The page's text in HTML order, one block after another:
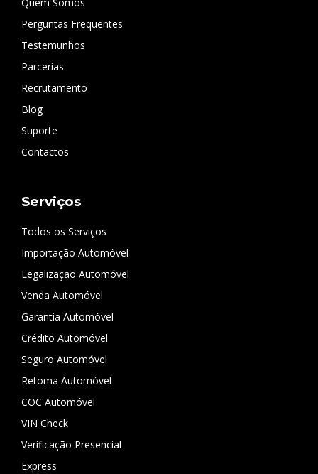
Perguntas Frequentes
Testemunhos
Parcerias
Recrutamento
Blog
Suporte
Contactos
Serviços
Todos os Serviços
Importação Automóvel
Legalização Automóvel
Venda Automóvel
Garantia Automóvel
Crédito Automóvel
Seguro Automóvel
Retoma Automóvel
COC Automóvel
VIN Check
Verificação Presencial
Express